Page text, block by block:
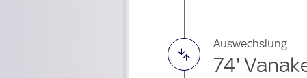
Auswechslung
74'